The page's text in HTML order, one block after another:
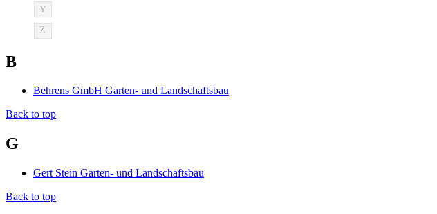
Y
Z
B
Behrens GmbH Garten- und Landschaftsbau
Back to top
G
Gert Stein Garten- und Landschaftsbau
Back to top